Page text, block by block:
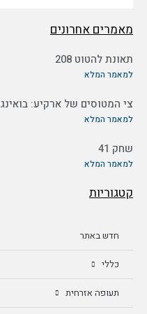
מאמרים אחרונים
תאונת להטוט 208
למאמר המלא
צי המטוסים של ארקיע: בואינג787 EI-NEW
למאמר המלא
שחק 41
למאמר המלא
קטגוריות
חדש באתר
כללי
תעופה אזרחית